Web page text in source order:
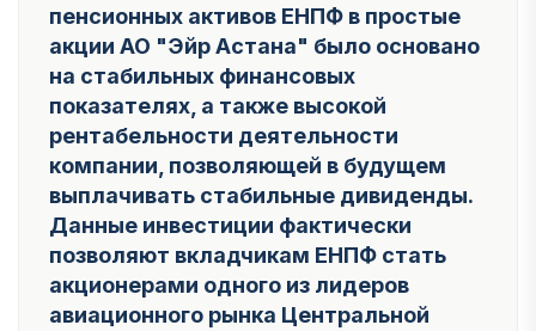
пенсионных активов ЕНПФ в простые
акции АО "Эйр Астана" было основано
на стабильных финансовых
показателях, а также высокой
рентабельности деятельности
компании, позволяющей в будущем
выплачивать стабильные дивиденды.
Данные инвестиции фактически
позволяют вкладчикам ЕНПФ стать
акционерами одного из лидеров
авиационного рынка Центральной